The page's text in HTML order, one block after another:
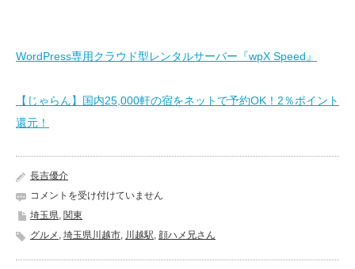
WordPress専用クラウド型レンタルサーバー『wpX Speed』
【じゃらん】国内25,000軒の宿をネットで予約OK！2％ポイント
還元！
長吉優介
お
む
び
コメントを受け付けていません
埼玉県, 関東
グルメ , 埼玉県川越市, 川越駅, 顔ハメ兄さん